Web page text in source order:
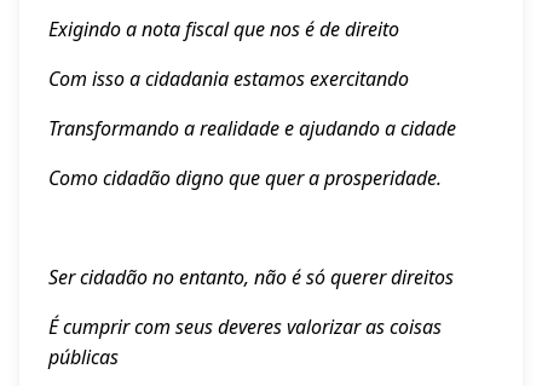
Exigindo a nota fiscal que nos é de direito
Com isso a cidadania estamos exercitando
Transformando a realidade e ajudando a cidade
Como cidadão digno que quer a prosperidade.
Ser cidadão no entanto, não é só querer direitos
É cumprir com seus deveres valorizar as coisas
públicas